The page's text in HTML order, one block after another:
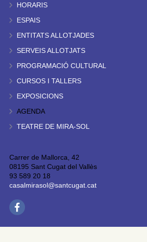
HORARIS
ESPAIS
ENTITATS ALLOTJADES
SERVEIS ALLOTJATS
PROGRAMACIÓ CULTURAL
CURSOS I TALLERS
EXPOSICIONS
AGENDA
TEATRE DE MIRA-SOL
Carrer de Mallorca, 42
08195 Sant Cugat del Vallès
93 589 20 18
casalmirasol@santcugat.cat